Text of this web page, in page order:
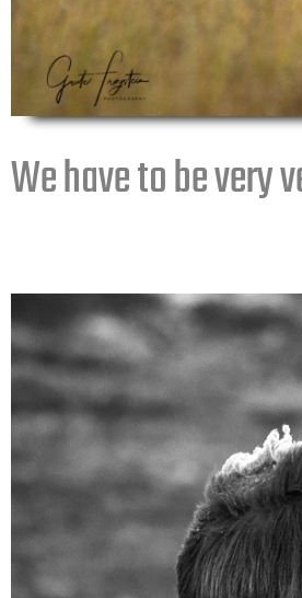
We have to be very